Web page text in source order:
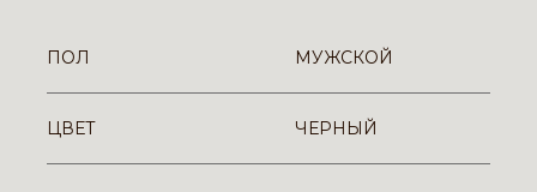
ПОЛ МУЖСКОЙ
ЦВЕТ ЧЕРНЫЙ